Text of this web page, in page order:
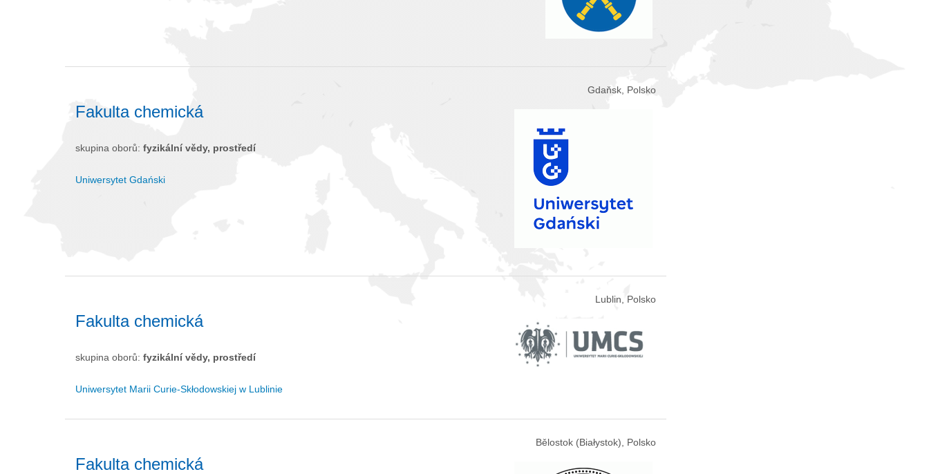
Gdaňsk, Polsko
Fakulta chemická
skupina oborů: fyzikální vědy, prostředí
Uniwersytet Gdański
Lublin, Polsko
Fakulta chemická
skupina oborů: fyzikální vědy, prostředí
Uniwersytet Marii Curie-Skłodowskiej w Lublinie
Bělostok (Białystok), Polsko
Fakulta chemická